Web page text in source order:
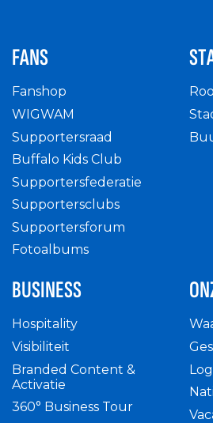
FANS
Fanshop
WIGWAM
Supportersraad
Buffalo Kids Club
Supportersfederatie
Supportersclubs
Supportersforum
Fotoalbums
BUSINESS
Hospitality
Visibiliteit
Branded Content &
Activatie
360° Business Tour